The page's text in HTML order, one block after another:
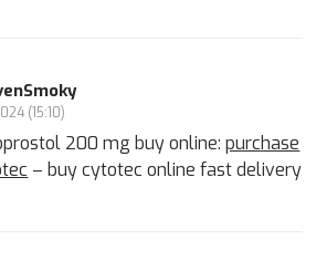
(15:10)
200 mg buy online:purchase
– buy cytotec online fast delivery